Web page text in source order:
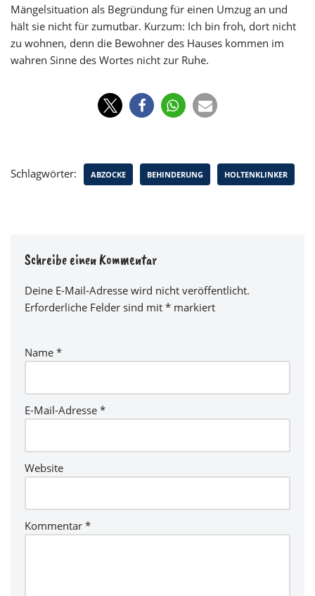
Mängelsituation als Begründung für einen Umzug an und
hält sie nicht für zumutbar. Kurzum: Ich bin froh, dort nicht
zu wohnen, denn die Bewohner des Hauses kommen im
wahren Sinne des Wortes nicht zur Ruhe.
Schlagwörter: ABZOCKE BEHINDERUNG HOLTENKLINKER
Schreibe einen Kommentar
Deine E-Mail-Adresse wird nicht veröffentlicht.
Erforderliche Felder sind mit * markiert
Name *
E-Mail-Adresse *
Website
Kommentar *